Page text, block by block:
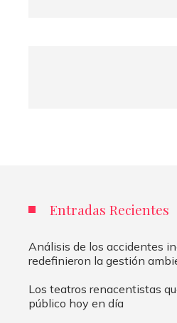
Entradas Recientes
Análisis de los accidentes
redefinieron la gestión
Los teatros renacentistas
público hoy en día